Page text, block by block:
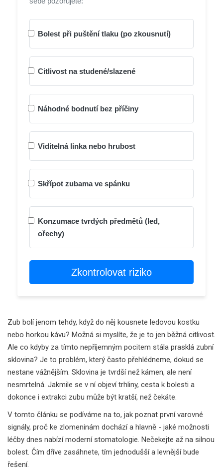
Bolest při puštění tlaku (po zkousnutí)
Citlivost na studené/slazené
Náhodné bodnutí bez příčiny
Viditelná linka nebo hrubost
Skřípot zubama ve spánku
Konzumace tvrdých předmětů (led,
ořechy)
Zkontrolovat riziko
Zub bolí jenom tehdy, když do něj kousnete ledovou kostku
nebo horkou kávu? Možná si myslíte, že je to jen běžná citlivost.
Ale co kdyby za tímto nepříjemným pocitem stála prasklá zubní
sklovina? Je to problém, který často přehlédneme, dokud se
nestane vážnějším. Sklovina je tvrdší než kámen, ale není
nesmrtelná. Jakmile se v ní objeví trhliny, cesta k bolesti a
dokonce i extrakci zubu může být kratší, než čekáte.
V tomto článku se podíváme na to, jak poznat první varovné
signály, proč ke zlomeninám dochází a hlavně - jaké možnosti
léčby dnes nabízí moderní stomatologie. Nečekejte až na silnou
bolest. Čím dříve zasáhnete, tím jednodušší a levnější bude
řešení.